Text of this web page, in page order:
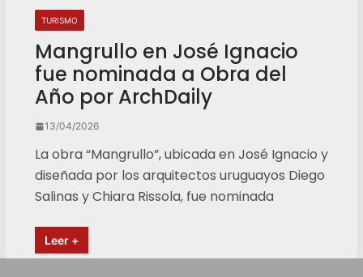
TURISMO
Mangrullo en José Ignacio
fue nominada a Obra del
Año por ArchDaily
13/04/2026
La obra “Mangrullo”, ubicada en José Ignacio y
diseñada por los arquitectos uruguayos Diego
Salinas y Chiara Rissola, fue nominada
Leer +